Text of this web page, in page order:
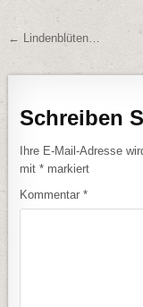
← Lindenblüten…
Schreiben
Ihre E-Mail-Adresse
mit* markiert
Kommentar*